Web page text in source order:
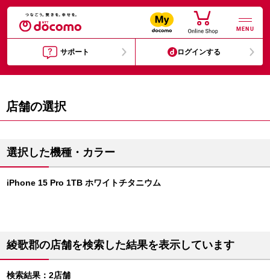
MENU
サポート ログインする
店舗の選択
選択した機種・カラー
iPhone 15 Pro 1TB ホワイトチタニウム
綾歌郡の店舗を検索した結果を表示しています
検索結果：2店舗